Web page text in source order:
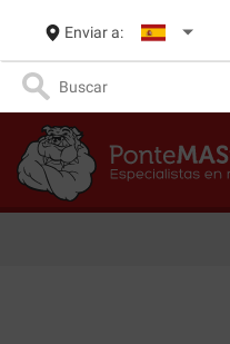
Enviar a: